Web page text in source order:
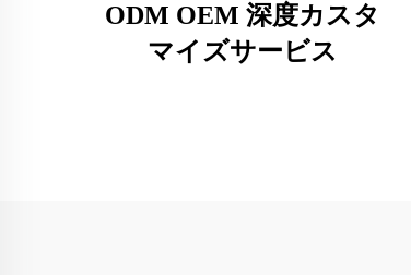
ODM OEM 深度カスタ
マイズサービス